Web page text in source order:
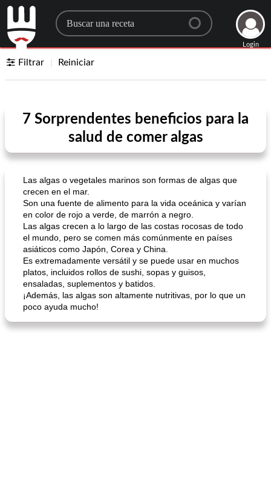
Search for a recipe
Login
Filtrar Reiniciar
7 Sorprendentes beneficios para la
salud de comer algas
Las algas o vegetales marinos son formas de algas que
crecen en el mar.
Son una fuente de alimento para la vida oceánica y varían
en color de rojo a verde, de marrón a negro.
Las algas crecen a lo largo de las costas rocosas de todo
el mundo, pero se comen más comúnmente en países
asiáticos como Japón, Corea y China.
Es extremadamente versátil y se puede usar en muchos
platos, incluidos rollos de sushi, sopas y guisos,
ensaladas, suplementos y batidos.
¡Además, las algas son altamente nutritivas, por lo que un
poco ayuda mucho!